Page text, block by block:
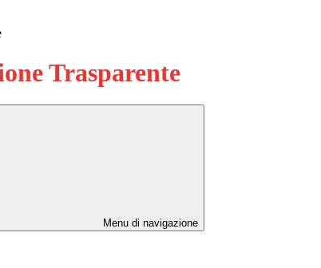
Trasparente
Menu di navigazione